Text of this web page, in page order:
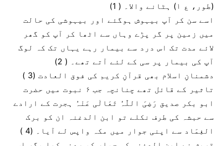
(طور، ع ۱) ہٹانے والا۔ ( 1)
اسے سن کر آپ بیہوش ہوگئے اور بیہوشی کی حالت
میں زمین پر گر پڑے وہاں سے اٹھا کر آپ کو گھر
لائے مدت تک اس درد سے بیمار رہے یہاں تک کہ لوگ
آپ کی بیمار پر سی کے لئے آتے تھے۔ ( 2)
دشمنانِ اسلام بھی قرآنِ کریم کی فوق العادت (3 )
تاثیر کے قائل تھے چنانچہ جب ۶ نبوت میں حضرت
ابو بکر صدیق رَضِیَ اللّٰہُ تَعَالٰی عَنْہُ ہجرت کے ارادے
سے حبشہ کی طرف نکلے تو ابن الدغنہ ان کو برک
الغِمَاد سے اپنی جوار میں مکہ واپس لے آیا۔ (4 )